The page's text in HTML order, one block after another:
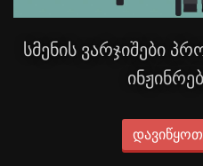
სმენის ვარჯიშები